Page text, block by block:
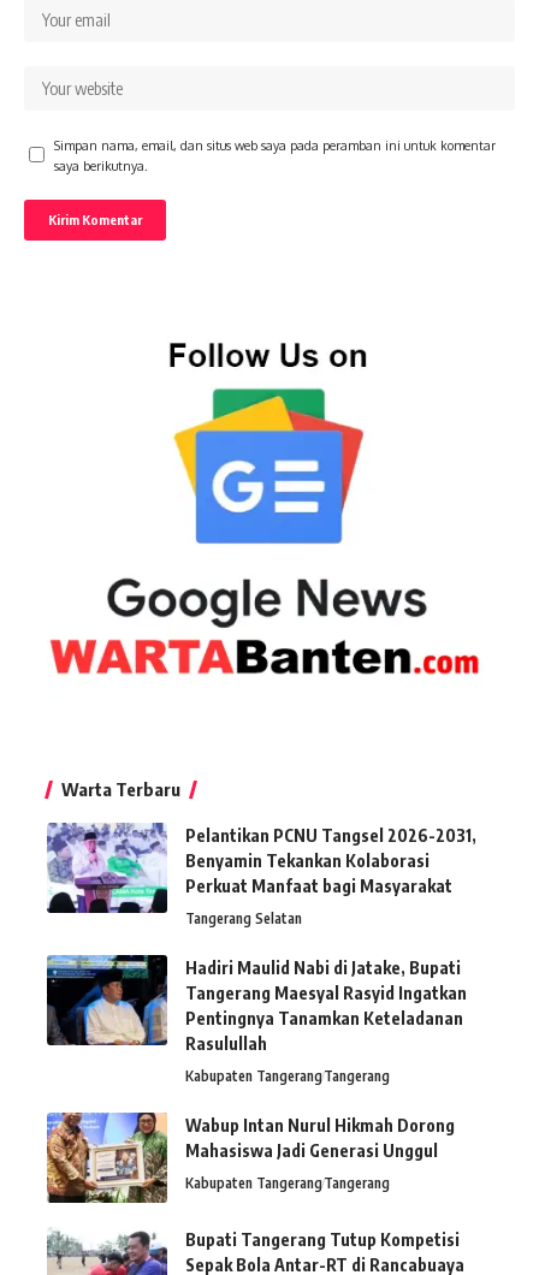
Simpan nama, email, dan situs web saya pada peramban ini untuk komentar
saya berikutnya.
Warta Terbaru
Pelantikan PCNU Tangsel 2026-2031,
Benyamin Tekankan Kolaborasi
Perkuat Manfaat bagi Masyarakat
Tangerang Selatan
Hadiri Maulid Nabi di Jatake, Bupati
Tangerang Maesyal Rasyid Ingatkan
Pentingnya Tanamkan Keteladanan
Rasulullah
Kabupaten TangerangTangerang
Wabup Intan Nurul Hikmah Dorong
Mahasiswa Jadi Generasi Unggul
Kabupaten TangerangTangerang
Bupati Tangerang Tutup Kompetisi
Sepak Bola Antar-RT di Rancabuaya